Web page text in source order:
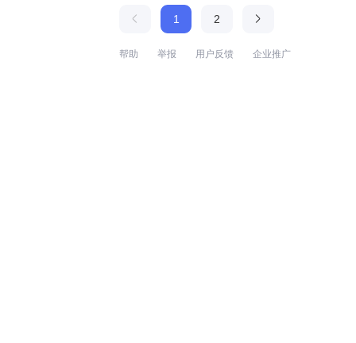
1 2
帮助 举报 用户反馈 企业推广